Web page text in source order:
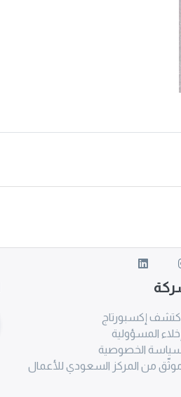
إكسبورتاج
المسؤولية
الخصوصية
من المركز السعودي للأعمال